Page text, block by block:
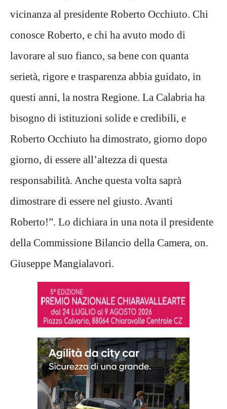
vicinanza al presidente Roberto Occhiuto. Chi
conosce Roberto, e chi ha avuto modo di
lavorare al suo fianco, sa bene con quanta
serietà, rigore e trasparenza abbia guidato, in
questi anni, la nostra Regione. La Calabria ha
bisogno di istituzioni solide e credibili, e
Roberto Occhiuto ha dimostrato, giorno dopo
giorno, di essere all’altezza di questa
responsabilità. Anche questa volta saprà
dimostrare di essere nel giusto. Avanti
Roberto!”. Lo dichiara in una nota il presidente
della Commissione Bilancio della Camera, on.
Giuseppe Mangialavori.